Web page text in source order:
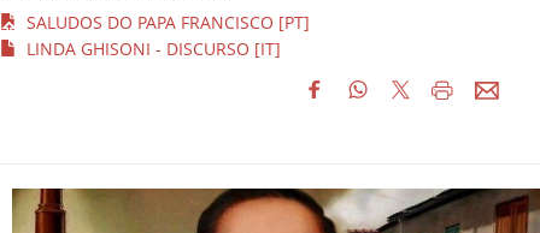
SALUDOS DO PAPA FRANCISCO [PT]
LINDA GHISONI - DISCURSO [IT]